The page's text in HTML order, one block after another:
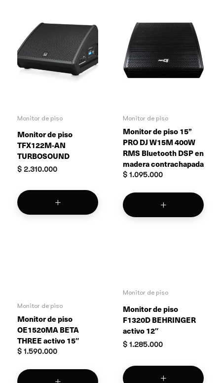
Monitor de piso
Monitor de piso
TFX122M-AN
TURBOSOUND
$ 2.310.000
Monitor de piso
Monitor de piso 15”
PRO DJ W15M 400W
RMS Bluetooth DSP en
madera contrachapada
$ 1.095.000
Monitor de piso
Monitor de piso
OE1520MA BETA
THREE activo 15″
$ 1.590.000
Monitor de piso
Monitor de piso
F1320D BEHRINGER
activo 12″
$ 1.285.000